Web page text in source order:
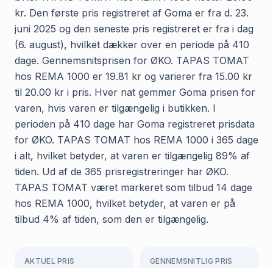
kr. Den første pris registreret af Goma er fra d. 23.
juni 2025 og den seneste pris registreret er fra i dag
(6. august), hvilket dækker over en periode på 410
dage. Gennemsnitsprisen for ØKO. TAPAS TOMAT
hos REMA 1000 er 19.81 kr og varierer fra 15.00 kr
til 20.00 kr i pris. Hver nat gemmer Goma prisen for
varen, hvis varen er tilgængelig i butikken. I
perioden på 410 dage har Goma registreret prisdata
for ØKO. TAPAS TOMAT hos REMA 1000 i 365 dage
i alt, hvilket betyder, at varen er tilgængelig 89% af
tiden. Ud af de 365 prisregistreringer har ØKO.
TAPAS TOMAT været markeret som tilbud 14 dage
hos REMA 1000, hvilket betyder, at varen er på
tilbud 4% af tiden, som den er tilgængelig.
AKTUEL PRIS GENNEMSNITLIG PRIS